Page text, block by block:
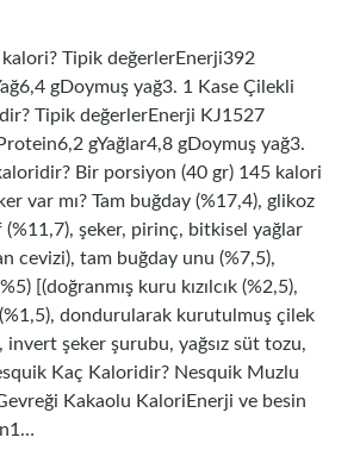
Tipik değerlerEnerji392
gDoymuş yağ3. 1 Kase Çilekli
Tipik değerlerEnerji KJ1527
gYağlar4,8 gDoymuş yağ3.
Bir porsiyon (40 gr) 145 kalori
var mı? Tam buğday (%17,4), glikoz
şeker, pirinç, bitkisel yağlar
cevizi), tam buğday unu (%7,5),
[(doğranmış kuru kızılcık (%2,5),
dondurularak kurutulmuş çilek
invert şeker şurubu, yağsız süt tozu,
Kaç Kaloridir? Nesquik Muzlu
Kakaolu KaloriEnerji ve besin